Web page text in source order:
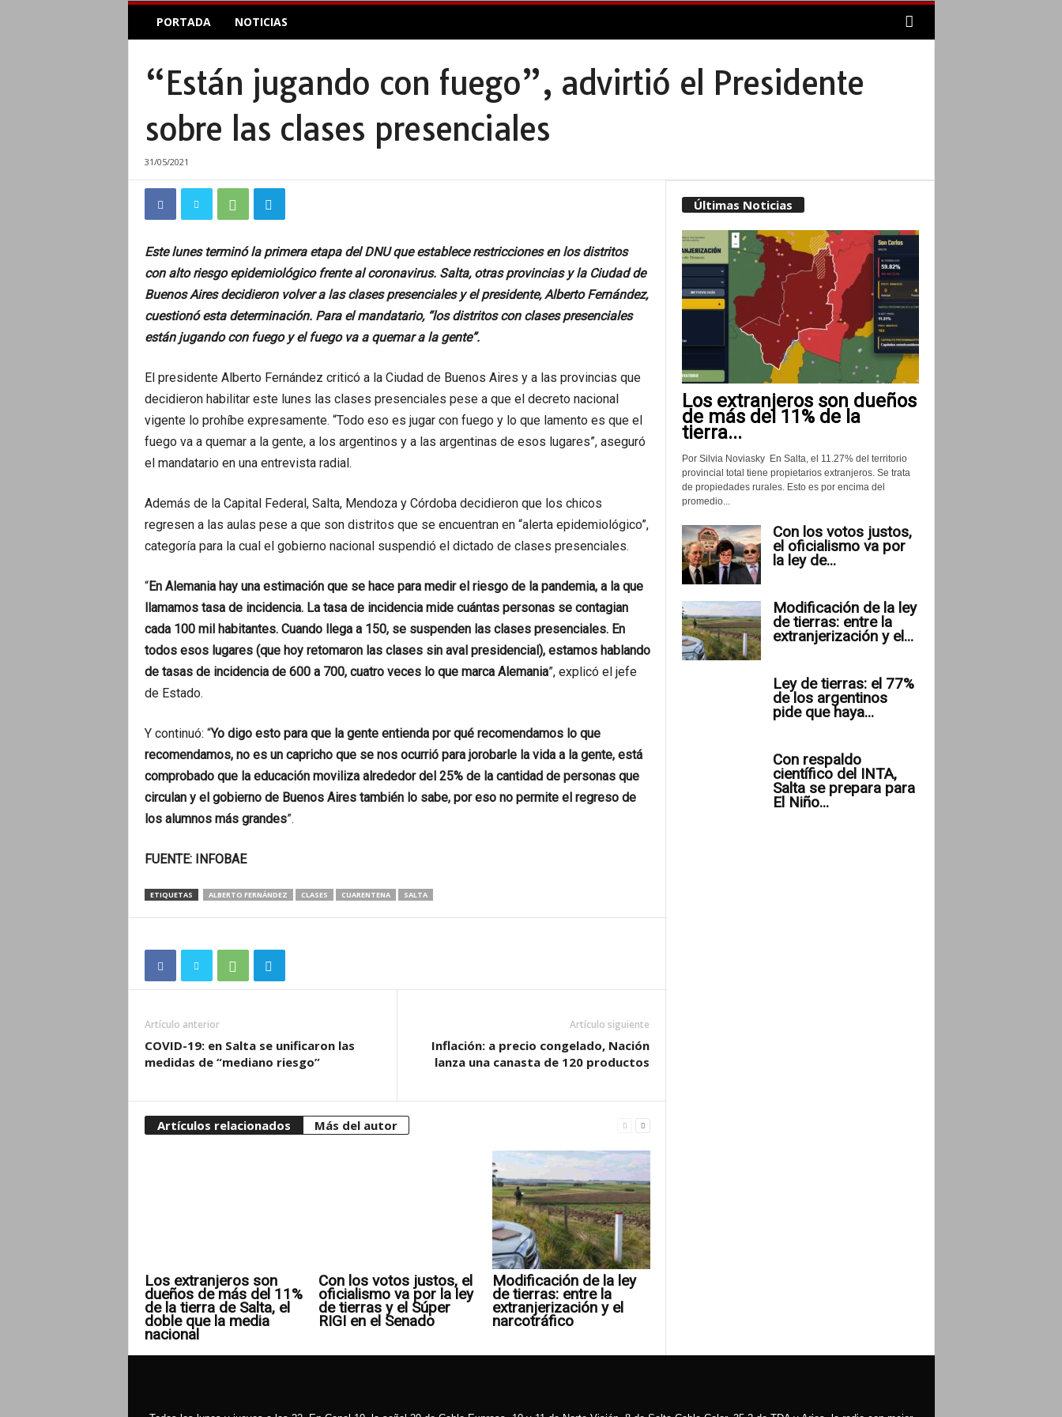
E
A
PORTADA NOTICIAS
“Están jugando con fuego”, advirtió el Presidente
sobre las clases presenciales
31/05/2021
Este lunes terminó la primera etapa del DNU que establece restricciones en los distritos
con alto riesgo epidemiológico frente al coronavirus. Salta, otras provincias y la Ciudad de
Buenos Aires decidieron volver a las clases presenciales y el presidente, Alberto Fernández,
cuestionó esta determinación. Para el mandatario, “los distritos con clases presenciales
están jugando con fuego y el fuego va a quemar a la gente”.
El presidente Alberto Fernández criticó a la Ciudad de Buenos Aires y a las provincias que
decidieron habilitar este lunes las clases presenciales pese a que el decreto nacional
vigente lo prohíbe expresamente. “Todo eso es jugar con fuego y lo que lamento es que el
fuego va a quemar a la gente, a los argentinos y a las argentinas de esos lugares”, aseguró
el mandatario en una entrevista radial.
Además de la Capital Federal, Salta, Mendoza y Córdoba decidieron que los chicos
regresen a las aulas pese a que son distritos que se encuentran en “alerta epidemiológico”,
categoría para la cual el gobierno nacional suspendió el dictado de clases presenciales.
“En Alemania hay una estimación que se hace para medir el riesgo de la pandemia, a la que
llamamos tasa de incidencia. La tasa de incidencia mide cuántas personas se contagian
cada 100 mil habitantes. Cuando llega a 150, se suspenden las clases presenciales. En
todos esos lugares (que hoy retomaron las clases sin aval presidencial), estamos hablando
de tasas de incidencia de 600 a 700, cuatro veces lo que marca Alemania”, explicó el jefe
de Estado.
Y continuó: “Yo digo esto para que la gente entienda por qué recomendamos lo que
recomendamos, no es un capricho que se nos ocurrió para jorobarle la vida a la gente, está
comprobado que la educación moviliza alrededor del 25% de la cantidad de personas que
circulan y el gobierno de Buenos Aires también lo sabe, por eso no permite el regreso de
los alumnos más grandes”.
FUENTE: INFOBAE
ETIQUETAS ALBERTO FERNÁNDEZ CLASES CUARENTENA SALTA
Artículo anterior
COVID-19: en Salta se unificaron las
medidas de “mediano riesgo”
Artículo siguiente
Inflación: a precio congelado, Nación
lanza una canasta de 120 productos
Artículos relacionados Más del autor
Los extranjeros son
dueños de más del 11%
de la tierra de Salta, el
doble que la media
nacional
Con los votos justos, el
oficialismo va por la ley
de tierras y el Súper
RIGI en el Senado
Modificación de la ley
de tierras: entre la
extranjerización y el
narcotráfico
Últimas Noticias
Los extranjeros son dueños
de más del 11% de la
tierra...
Por Silvia Noviasky En Salta, el 11.27% del territorio
provincial total tiene propietarios extranjeros. Se trata
de propiedades rurales. Esto es por encima del
promedio...
Con los votos justos,
el oficialismo va por
la ley de...
Modificación de la ley
de tierras: entre la
extranjerización y el...
Ley de tierras: el 77%
de los argentinos
pide que haya...
Con respaldo
científico del INTA,
Salta se prepara para
El Niño...